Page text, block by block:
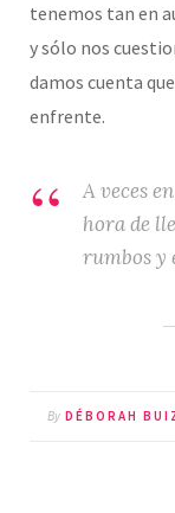
tenemos tan en
y sólo nos
damos cuenta
enfrente.
A veces
hora de
rumbos y
By DÉBORAH